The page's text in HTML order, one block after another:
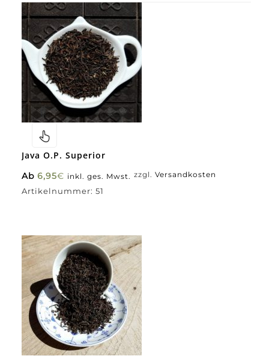
Java O.P. Superior
Ab 6,95€ inkl. ges. Mwst. zzgl. Versandkosten
Artikelnummer: 51